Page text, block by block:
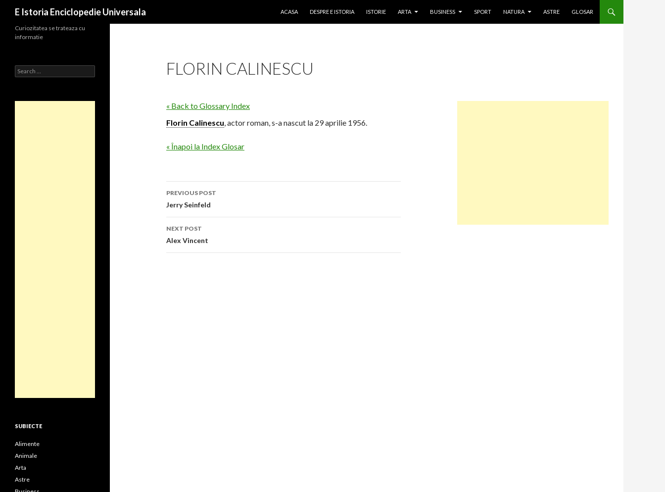
E Istoria Enciclopedie Universala
ACASA
DESPRE E ISTORIA ISTORIE ARTA BUSINESS SPORT NATURA ASTRE GLOSAR
FLORIN CALINESCU
« Back to Glossary Index
Florin Calinescu, actor roman, s-a nascut la 29 aprilie 1956.
« Înapoi la Index Glosar
Post
navigation
PREVIOUS POST
Jerry Seinfeld
NEXT POST
Alex Vincent
Curiozitatea se trateaza cu
informatie
Search
for:
SUBIECTE
Alimente
Animale
Arta
Astre